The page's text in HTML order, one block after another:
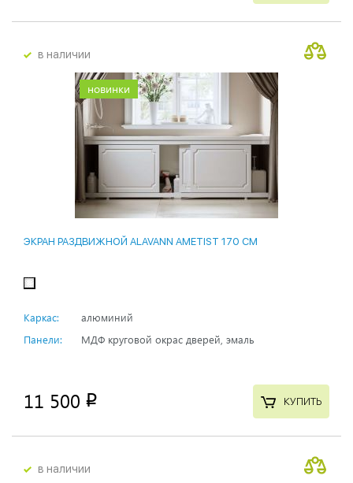
в наличии
новинки
ЭКРАН РАЗДВИЖНОЙ ALAVANN AMETIST 170 СМ
Каркас:
алюминий
Панели:
МДФ круговой окрас дверей, эмаль
11 500 p КУПИТЬ
в наличии